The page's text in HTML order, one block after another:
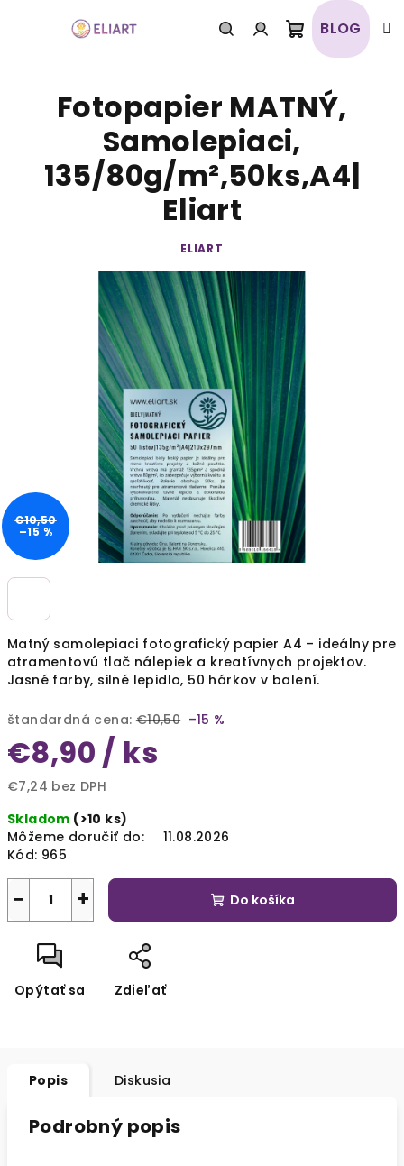
PrihlásenieNákupný
košík
BLOG
Matný samolepiaci fotografický papier A4 – ideálny pre
atramentovú tlač nálepiek a kreatívnych projektov.
Jasné farby, silné lepidlo, 50 hárkov v balení.
štandardná cena: €10,50 –15 %
€8,90 / ks
€7,24 bez DPH
cena:
Skladom (>10 ks)
Môžeme doručiť do:
11.08.2026
Kód: 965
+
− Do košíka
Opýtať sa Zdieľať
Fotopapier MATNÝ,
Samolepiaci,
135/80g/m²,50ks,A4|
Eliart
ELIART
€10,50
–15 %
Popis Diskusia
Podrobný popis